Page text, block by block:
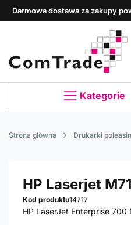
Darmowa dostawa za zakupy
Kategorie
Strona główna Drukarki
HP Laserjet
Kod produktu14717
HP LaserJet Enterprise